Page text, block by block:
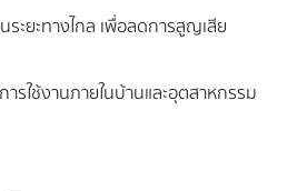
ะยะทางไกล เพื่อลดการสูญเสีย
ารใช้งานภายในบ้านและอุตสาหกรรม